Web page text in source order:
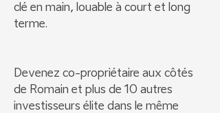
clé en main, louable à court et long
terme.
Devenez co-propriétaire aux côtés
de Romain et plus de 10 autres
investisseurs élite dans le même